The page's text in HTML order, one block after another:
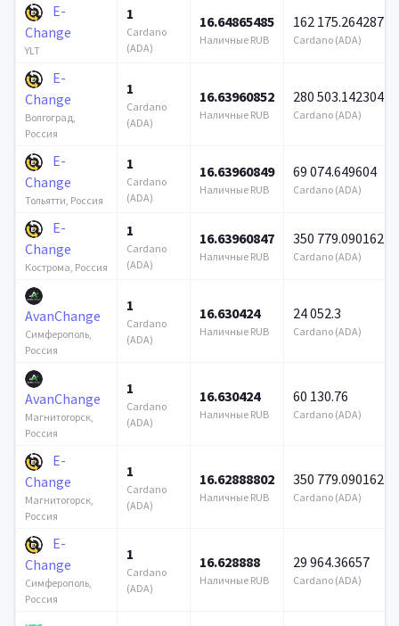
E-
Change
YLT
1
Cardano
(ADA)
16.64865485
Наличные RUB
162 175.264287
Cardano (ADA)
E-
Change
Волгоград,
Россия
1
Cardano
(ADA)
16.63960852
Наличные RUB
280 503.142304
Cardano (ADA)
E-
Change
Тольятти, Россия
1
Cardano
(ADA)
16.63960849
Наличные RUB
69 074.649604
Cardano (ADA)
E-
Change
Кострома, Россия
1
Cardano
(ADA)
16.63960847
Наличные RUB
350 779.090162
Cardano (ADA)
AvanChange
Симферополь,
Россия
1
Cardano
(ADA)
16.630424
Наличные RUB
24 052.3
Cardano (ADA)
AvanChange
Магнитогорск,
Россия
1
Cardano
(ADA)
16.630424
Наличные RUB
60 130.76
Cardano (ADA)
E-
Change
Магнитогорск,
Россия
1
Cardano
(ADA)
16.62888802
Наличные RUB
350 779.090162
Cardano (ADA)
E-
Change
Симферополь,
Россия
1
Cardano
(ADA)
16.628888
Наличные RUB
29 964.36657
Cardano (ADA)